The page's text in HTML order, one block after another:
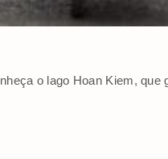
o lago Hoan Kiem, que